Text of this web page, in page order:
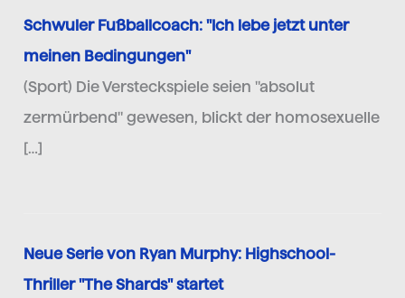
Schwuler Fußballcoach: "Ich lebe jetzt unter
meinen Bedingungen"
(Sport) Die Versteckspiele seien "absolut
zermürbend" gewesen, blickt der homosexuelle
[…]
Neue Serie von Ryan Murphy: Highschool-
Thriller "The Shards" startet